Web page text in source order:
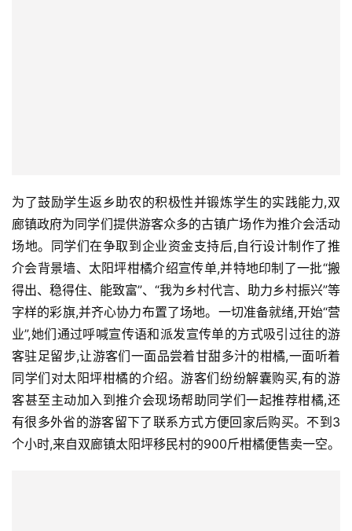
为了鼓励学生返乡助农的积极性并锻炼学生的实践能力,双
廊镇政府为同学们提供游客众多的古镇广场作为推介会活动
场地。同学们在争取到企业资金支持后,自行设计制作了推
介会背景墙、太阳坪柑橘介绍宣传单,并特地印制了一批“搬
得出、稳得住、能致富”、“我为乡村代言、助力乡村振兴”等
字样的彩旗,并齐心协力布置了场地。一切准备就绪,开始“营
业”,她们通过呼喊宣传语和派发宣传单的方式吸引过往的游
客驻足留步,让游客们一面品尝着甘甜多汁的柑橘,一面听着
同学们对太阳坪柑橘的介绍。游客们纷纷解囊购买,有的游
客甚至主动加入到推介会现场帮助同学们一起推荐柑橘,还
有很多外省的游客留下了联系方式方便回家后购买。不到3
个小时,来自双廊镇太阳坪移民村的900斤柑橘便售卖一空。